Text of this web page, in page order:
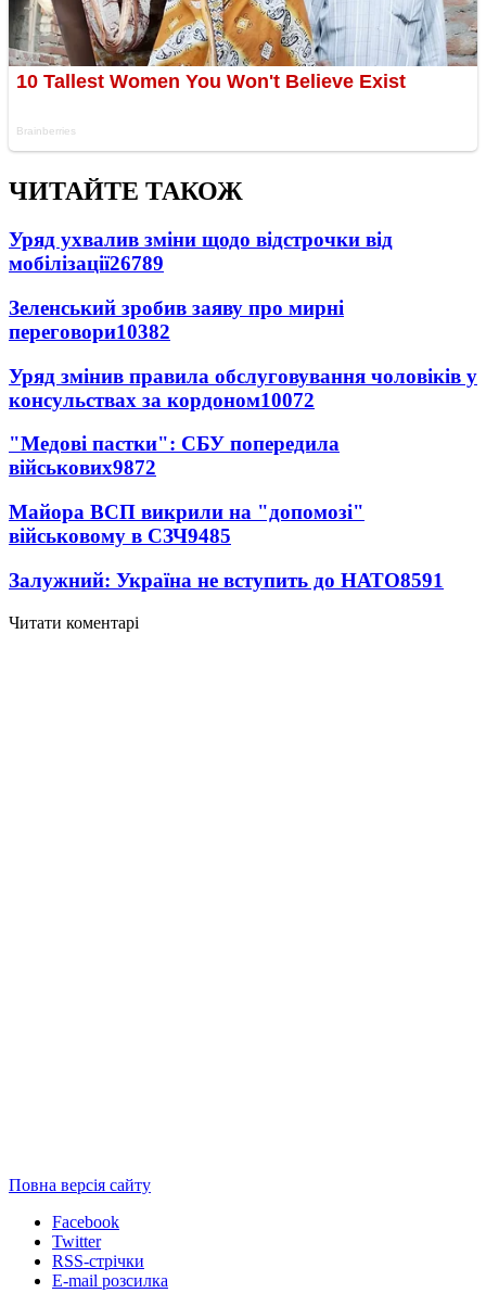
ЧИТАЙТЕ ТАКОЖ
Уряд ухвалив зміни щодо відстрочки від
мобілізації26789
Зеленський зробив заяву про мирні
переговори10382
Уряд змінив правила обслуговування чоловіків у
консульствах за кордоном10072
"Медові пастки": СБУ попередила
військових9872
Майора ВСП викрили на "допомозі"
військовому в СЗЧ9485
Залужний: Україна не вступить до НАТО8591
Читати коментарі
Повна версія сайту
Facebook
Twitter
RSS-стрічки
E-mail розсилка